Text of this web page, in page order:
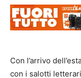
Con l’arrivo
con i salotti